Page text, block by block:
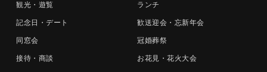
観光・遊覧 ランチ
記念日・デート 歓送迎会・忘新年会
同窓会 冠婚葬祭
接待・商談 お花見・花火大会